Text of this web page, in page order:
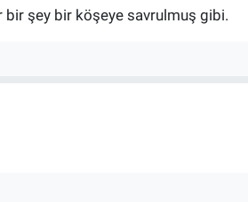
bir şey bir köşeye savrulmuş gibi.